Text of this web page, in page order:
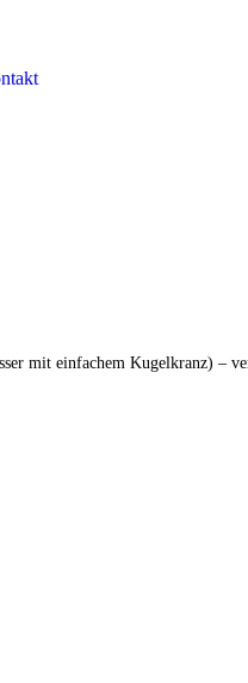
mit einfachem Kugelkranz) –